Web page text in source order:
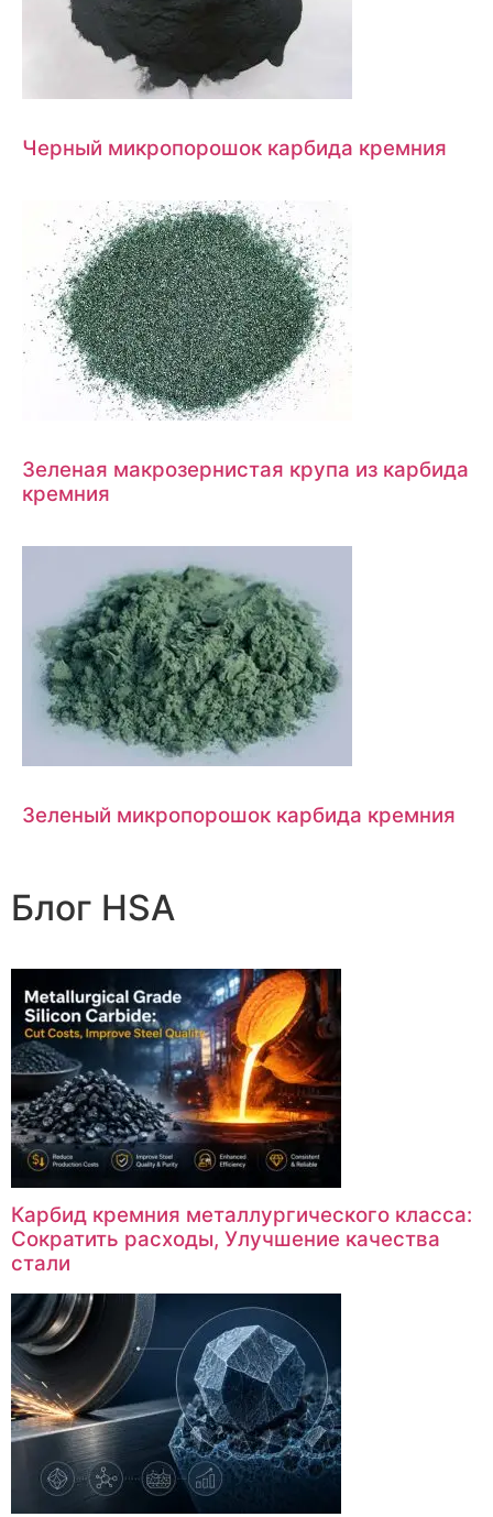
Черный микропорошок карбида кремния
Зеленая макрозернистая крупа из карбида
кремния
Зеленый микропорошок карбида кремния
Блог HSA
Карбид кремния металлургического класса:
Сократить расходы, Улучшение качества
стали